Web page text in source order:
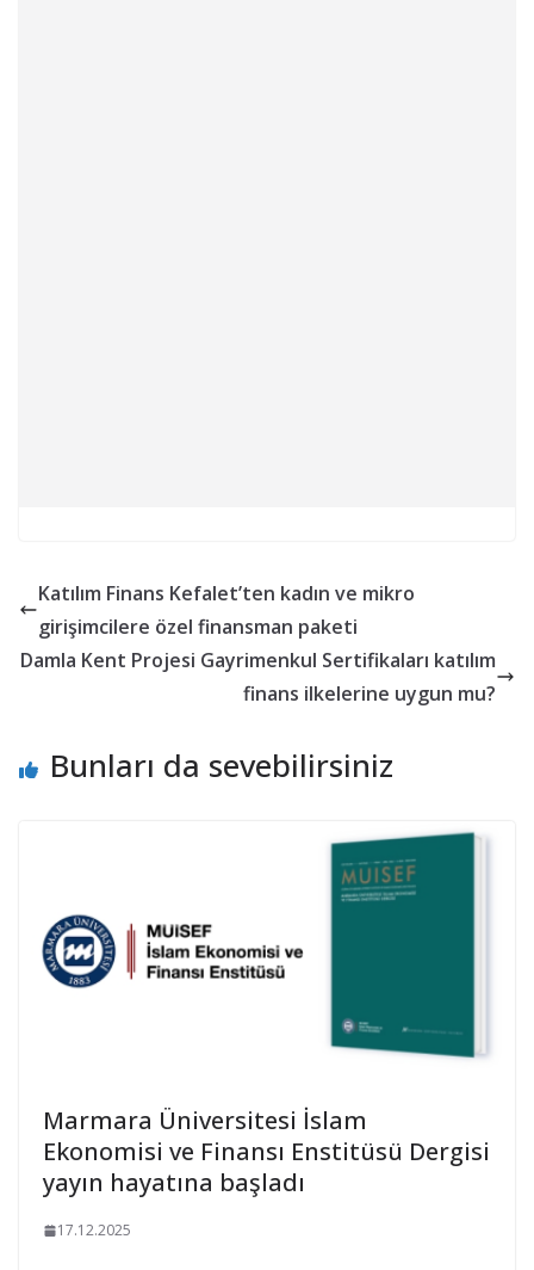
Katılım Finans Kefalet’ten kadın ve mikro
girişimcilere özel finansman paketi
Damla Kent Projesi Gayrimenkul Sertifikaları katılım
finans ilkelerine uygun mu?
Bunları da sevebilirsiniz
Marmara Üniversitesi İslam
Ekonomisi ve Finansı Enstitüsü Dergisi
yayın hayatına başladı
17.12.2025